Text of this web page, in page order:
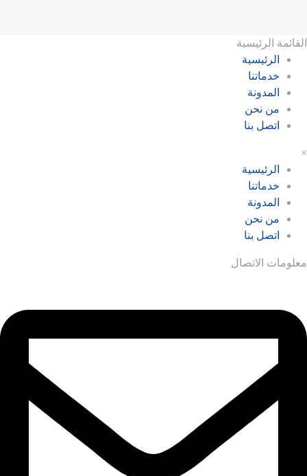
القائمة الرئيسية
الرئيسية
خدماتنا
المدونة
من نحن
اتصل بنا
×
الرئيسية
خدماتنا
المدونة
من نحن
اتصل بنا
معلومات الاتصال